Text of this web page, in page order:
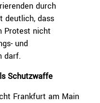
durch
deutlich, dass
Protest nicht
und
darf.
Schutzwaffe
Frankfurt am Main